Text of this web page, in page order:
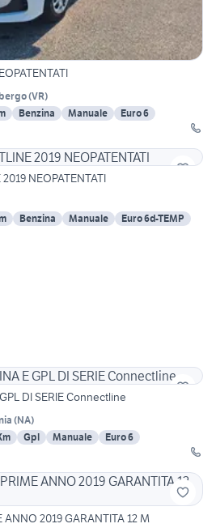
(VR)
Benzina Manuale
Euro 6
NEOPATENTATI
Benzina Manuale Euro 6d-TEMP
DI SERIE Connectline
(NA)
Gpl Manuale
Euro 6
ANNO 2019 GARANTITA 12 M